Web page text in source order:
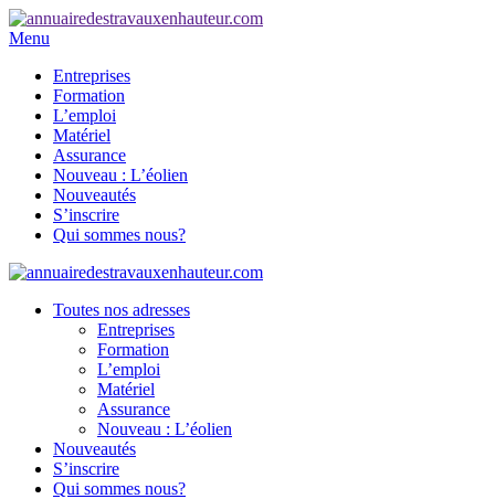
Menu
Entreprises
Formation
L’emploi
Matériel
Assurance
Nouveau : L’éolien
Nouveautés
S’inscrire
Qui sommes nous?
Toutes nos adresses
Entreprises
Formation
L’emploi
Matériel
Assurance
Nouveau : L’éolien
Nouveautés
S’inscrire
Qui sommes nous?